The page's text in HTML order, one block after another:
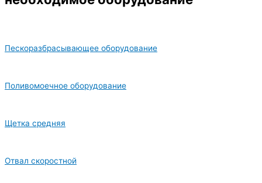
Пескоразбрасывающее оборудование
Поливомоечное оборудование
Щетка средняя
Отвал скоростной